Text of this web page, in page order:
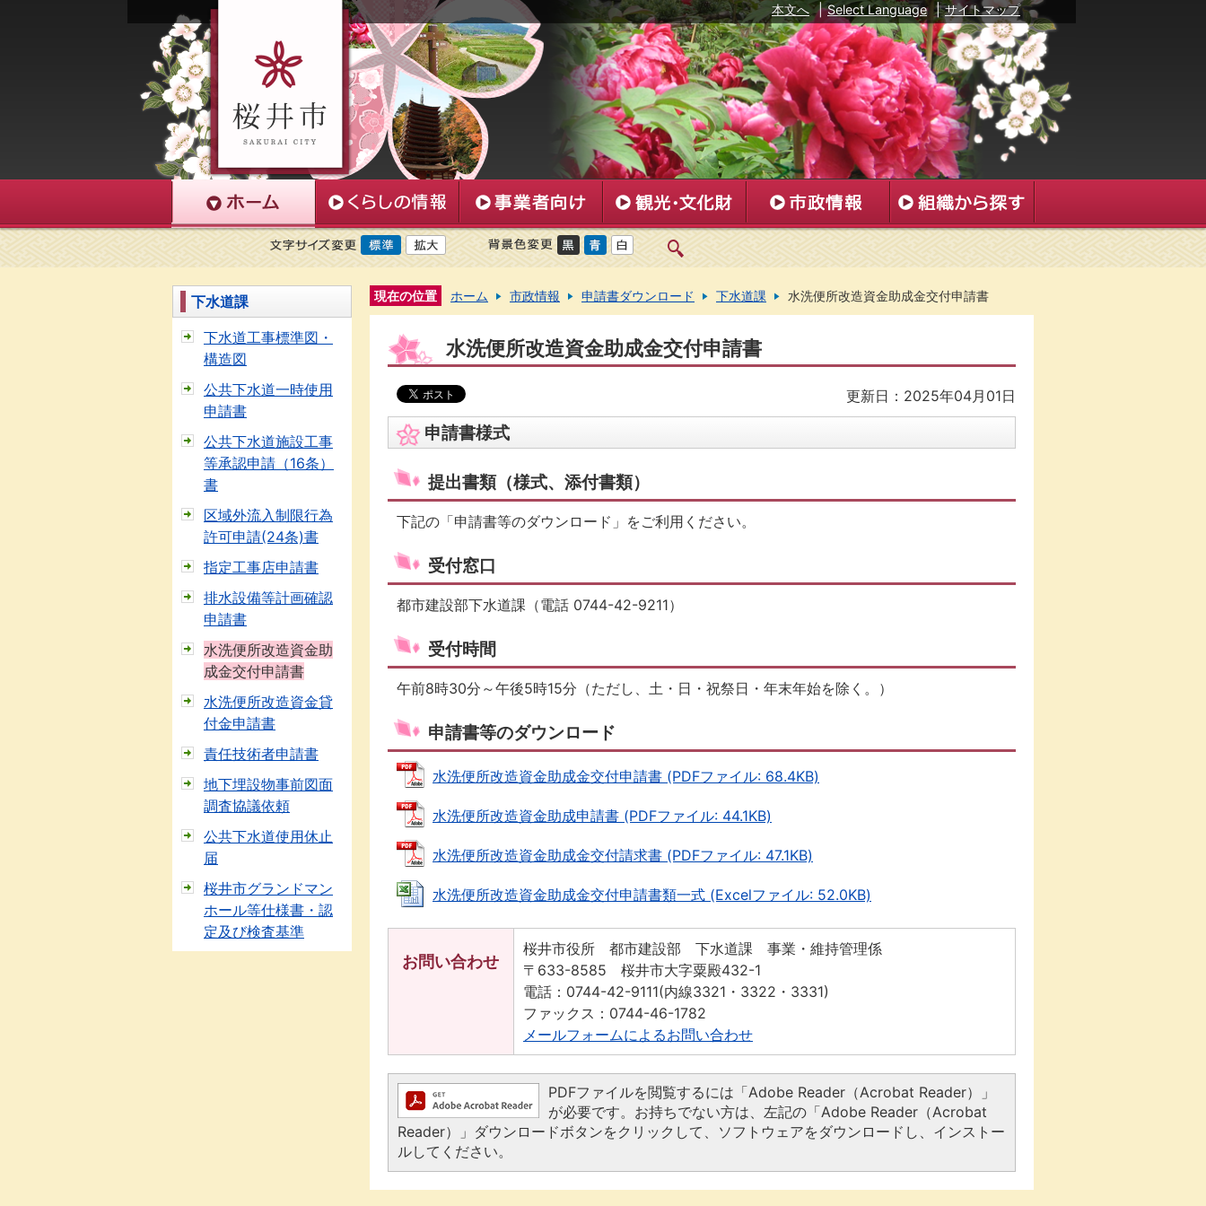
本文へ | Select Language | サイトマップ
下水道課
下水道工事標準図・
構造図
公共下水道一時使用
申請書
公共下水道施設工事
等承認申請（16条）
書
区域外流入制限行為
許可申請(24条)書
指定工事店申請書
排水設備等計画確認
申請書
水洗便所改造資金助
成金交付申請書
水洗便所改造資金貸
付金申請書
責任技術者申請書
地下埋設物事前図面
調査協議依頼
公共下水道使用休止
届
桜井市グランドマン
ホール等仕様書・認
定及び検査基準
現在の位置 ホーム 市政情報 申請書ダウンロード 下水道課 水洗便所改造資金助成金交付申請書
水洗便所改造資金助成金交付申請書
更新日：2025年04月01日
申請書様式
提出書類（様式、添付書類）
下記の「申請書等のダウンロード」をご利用ください。
受付窓口
都市建設部下水道課（電話 0744-42-9211）
受付時間
午前8時30分～午後5時15分（ただし、土・日・祝祭日・年末年始を除く。）
申請書等のダウンロード
水洗便所改造資金助成金交付申請書 (PDFファイル: 68.4KB)
水洗便所改造資金助成申請書 (PDFファイル: 44.1KB)
水洗便所改造資金助成金交付請求書 (PDFファイル: 47.1KB)
水洗便所改造資金助成金交付申請書類一式 (Excelファイル: 52.0KB)
お問い合わせ
桜井市役所 都市建設部 下水道課 事業・維持管理係
〒633-8585 桜井市大字粟殿432-1
電話：0744-42-9111(内線3321・3322・3331)
ファックス：0744-46-1782
メールフォームによるお問い合わせ
PDFファイルを閲覧するには「Adobe Reader（Acrobat Reader）」
が必要です。お持ちでない方は、左記の「Adobe Reader（Acrobat
Reader）」ダウンロードボタンをクリックして、ソフトウェアをダウンロードし、インストー
ルしてください。